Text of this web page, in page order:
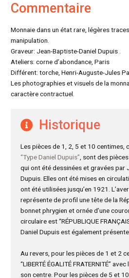
Commentaire
Monnaie dans un état rare, légères
manipulation.
Graveur: Jean-Baptiste-Daniel Dupuis .
Ateliers: corne d’abondance, Paris
Différent: torche, Henri-Auguste-Jules
Les photographies et visuels de la
caractère contractuel.
Historique
Les pièces de 1, 2, 5 et 10 centimes,
“Type Daniel Dupuis” , sont des
qui ont été dessinées et gravées par
Dupuis. Elles ont été mises en
ont été utilisées jusqu’en 1921.
représente de profil une tête de la
bonnet phrygien et ornée d’une
circulaire est “RÉPUBLIQUE
Daniel Dupuis est également présente.
Au revers, pour les pièces de 1 et 2
“LIBERTÉ ÉGALITÉ FRATERNITÉ”
son centre. Pour les pièces de 5 et